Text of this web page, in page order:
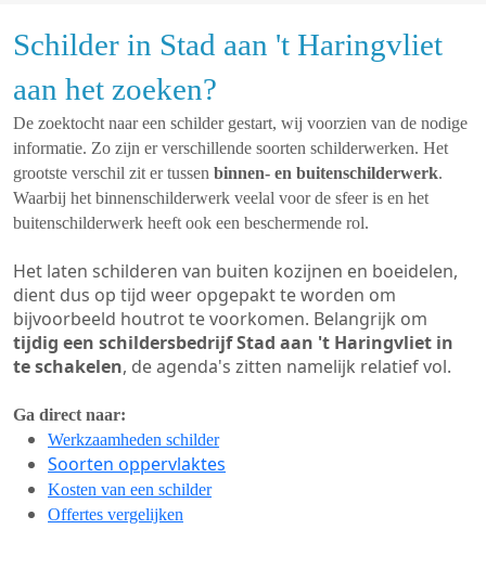
Schilder in Stad aan 't Haringvliet
aan het zoeken?
De zoektocht naar een schilder gestart, wij voorzien van de nodige
informatie. Zo zijn er verschillende soorten schilderwerken. Het
grootste verschil zit er tussen binnen- en buitenschilderwerk.
Waarbij het binnenschilderwerk veelal voor de sfeer is en het
buitenschilderwerk heeft ook een beschermende rol.
Het laten schilderen van buiten kozijnen en boeidelen,
dient dus op tijd weer opgepakt te worden om
bijvoorbeeld houtrot te voorkomen. Belangrijk om
tijdig een schildersbedrijf Stad aan 't Haringvliet in
te schakelen, de agenda's zitten namelijk relatief vol.
Ga direct naar:
Werkzaamheden schilder
Soorten oppervlaktes
Kosten van een schilder
Offertes vergelijken